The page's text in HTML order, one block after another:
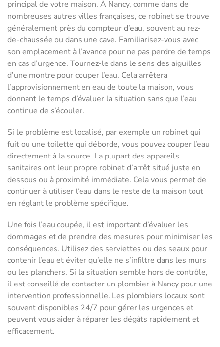
principal de votre maison. À Nancy, comme dans de
nombreuses autres villes françaises, ce robinet se trouve
généralement près du compteur d’eau, souvent au rez-
de-chaussée ou dans une cave. Familiarisez-vous avec
son emplacement à l’avance pour ne pas perdre de temps
en cas d’urgence. Tournez-le dans le sens des aiguilles
d’une montre pour couper l’eau. Cela arrêtera
l’approvisionnement en eau de toute la maison, vous
donnant le temps d’évaluer la situation sans que l’eau
continue de s’écouler.
Si le problème est localisé, par exemple un robinet qui
fuit ou une toilette qui déborde, vous pouvez couper l’eau
directement à la source. La plupart des appareils
sanitaires ont leur propre robinet d’arrêt situé juste en
dessous ou à proximité immédiate. Cela vous permet de
continuer à utiliser l’eau dans le reste de la maison tout
en réglant le problème spécifique.
Une fois l’eau coupée, il est important d’évaluer les
dommages et de prendre des mesures pour minimiser les
conséquences. Utilisez des serviettes ou des seaux pour
contenir l’eau et éviter qu’elle ne s’infiltre dans les murs
ou les planchers. Si la situation semble hors de contrôle,
il est conseillé de contacter un plombier à Nancy pour une
intervention professionnelle. Les plombiers locaux sont
souvent disponibles 24/7 pour gérer les urgences et
peuvent vous aider à réparer les dégâts rapidement et
efficacement.